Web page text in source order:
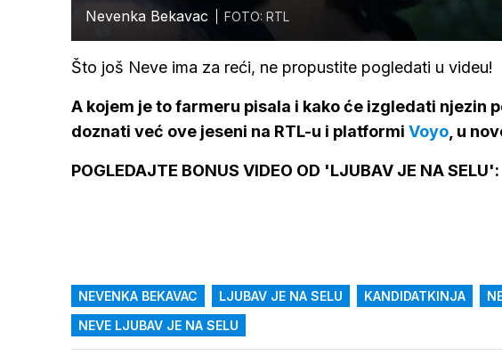
Nevenka Bekavac FOTO: RTL
Što još Neve ima za reći, ne propustite pogledati u videu!
A kojem je to farmeru pisala i kako će izgledati njezin
doznati već ove jeseni na RTL-u i platformi Voyo, u
POGLEDAJTE BONUS VIDEO OD 'LJUBAV JE NA SELU':
NEVENKA BEKAVAC LJUBAV JE NA SELU KANDIDATKINJA
NEVE LJUBAV JE NA SELU